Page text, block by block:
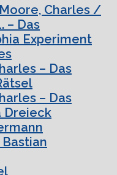
Charles /
– Das
Experiment
– Das
– Das
Dreieck